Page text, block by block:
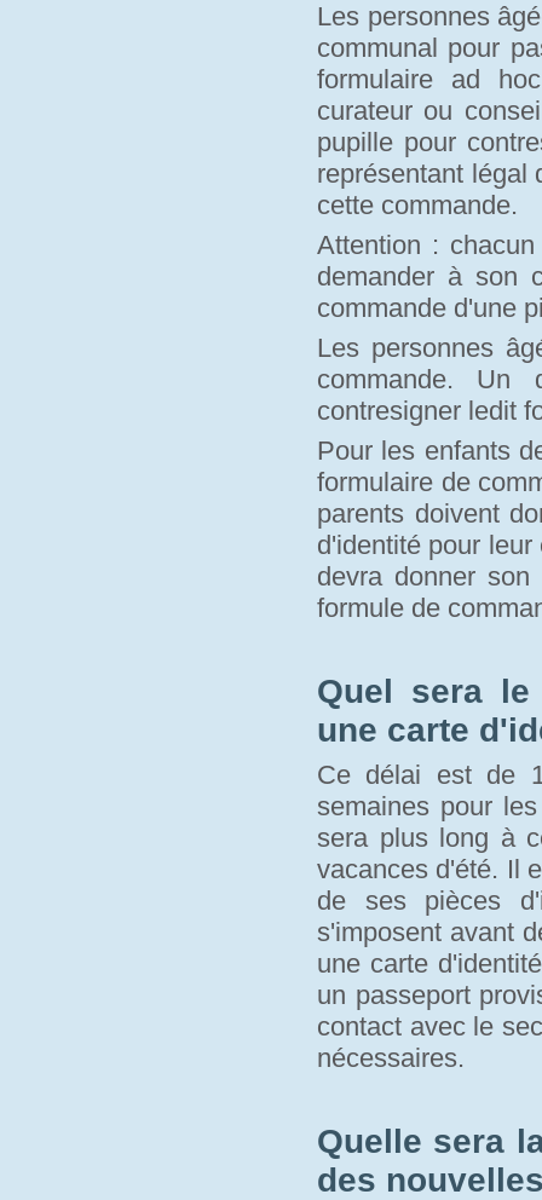
Les personnes
communal pour
formulaire ad
curateur ou
pupille pour
représentant légal
cette commande.
Attention :
demander à son
commande d'une
Les personnes
commande. Un
contresigner ledit
Pour les enfants
formulaire de
parents doivent
d'identité pour
devra donner
formule de
Quel sera
une carte
Ce délai est de
semaines pour
sera plus long à
vacances d'été. Il
de ses pièces
s'imposent avant
une carte
un passeport
contact avec le
nécessaires.
Quelle sera
des